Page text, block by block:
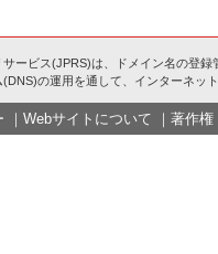
ービス(JPRS)は、ドメイン名の登録
(DNS)の運用を通して、インターネッ
｜ Webサイトについて ｜ 著作権